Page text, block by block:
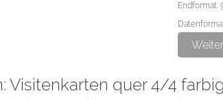
Endformat:
und als
Visitenkarten quer 4/4